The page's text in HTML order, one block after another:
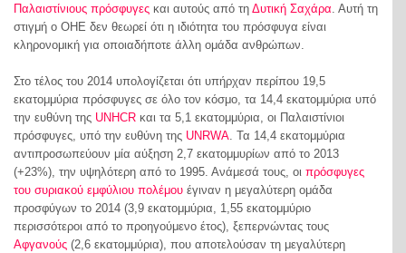
Παλαιστίνιους πρόσφυγες και αυτούς από τη Δυτική Σαχάρα. Αυτή τη
στιγμή ο ΟΗΕ δεν θεωρεί ότι η ιδιότητα του πρόσφυγα είναι
κληρονομική για οποιαδήποτε άλλη ομάδα ανθρώπων.
Στο τέλος του 2014 υπολογίζεται ότι υπήρχαν περίπου 19,5
εκατομμύρια πρόσφυγες σε όλο τον κόσμο, τα 14,4 εκατομμύρια υπό
την ευθύνη της UNHCR και τα 5,1 εκατομμύρια, οι Παλαιστίνιοι
πρόσφυγες, υπό την ευθύνη της UNRWA. Τα 14,4 εκατομμύρια
αντιπροσωπεύουν μία αύξηση 2,7 εκατομμυρίων από το 2013
(+23%), την υψηλότερη από το 1995. Ανάμεσά τους, οι πρόσφυγες
του συριακού εμφύλιου πολέμου έγιναν η μεγαλύτερη ομάδα
προσφύγων το 2014 (3,9 εκατομμύρια, 1,55 εκατομμύριο
περισσότεροι από το προηγούμενο έτος), ξεπερνώντας τους
Αφγανούς (2,6 εκατομμύρια), που αποτελούσαν τη μεγαλύτερη